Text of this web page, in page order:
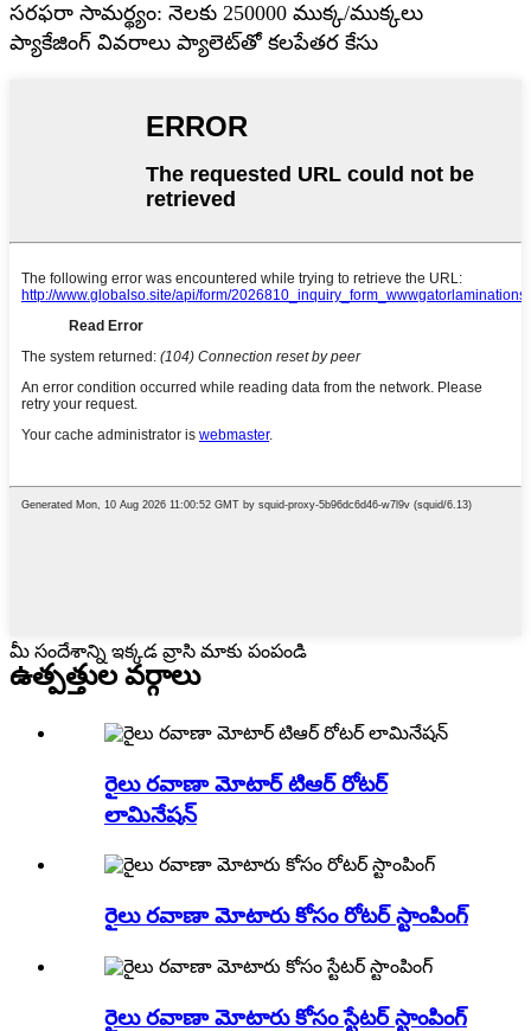
సరఫరా సామర్థ్యం: నెలకు 250000 ముక్క/ముక్కలు
ప్యాకేజింగ్ వివరాలు ప్యాలెట్‌తో కలపేతర కేసు
మీ సందేశాన్ని ఇక్కడ వ్రాసి మాకు పంపండి
ఉత్పత్తుల వర్గాలు
రైలు రవాణా మోటార్ టిఆర్ రోటర్
లామినేషన్
రైలు రవాణా మోటారు కోసం రోటర్ స్టాంపింగ్
రైలు రవాణా మోటారు కోసం స్టేటర్ స్టాంపింగ్